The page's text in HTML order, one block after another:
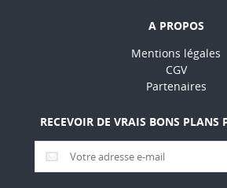
A PROPOS
Mentions légales
CGV
Partenaires
RECEVOIR DE VRAIS BONS PLANS